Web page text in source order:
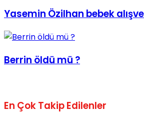
Yasemin Özilhan bebek
Berrin öldü mü ?
En Çok Takip Edilenler